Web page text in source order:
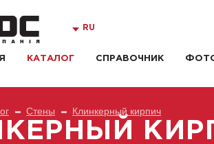
RU
КАТАЛОГ СПРАВОЧНИК
Стены Клинкерный кирпич